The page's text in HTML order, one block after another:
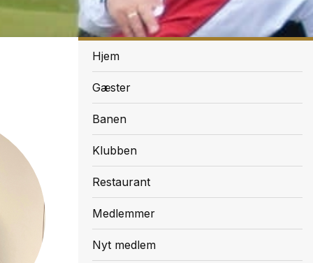
Menu
Hjem
Gæster
Banen
Klubben
Restaurant
Medlemmer
Nyt medlem